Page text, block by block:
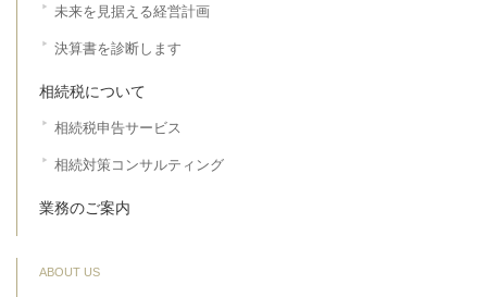
未来を見据える経営計画
決算書を診断します
相続税について
相続税申告サービス
相続対策コンサルティング
業務のご案内
ABOUT US